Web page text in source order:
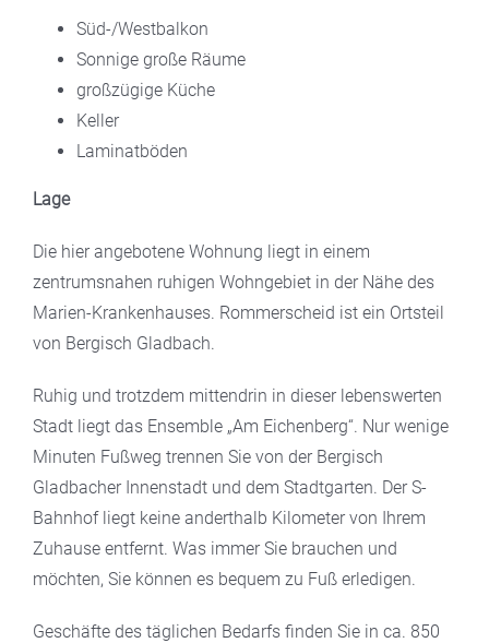
Süd-/Westbalkon
Sonnige große Räume
großzügige Küche
Keller
Laminatböden
Lage
Die hier angebotene Wohnung liegt in einem
zentrumsnahen ruhigen Wohngebiet in der Nähe des
Marien-Krankenhauses. Rommerscheid ist ein Ortsteil
von Bergisch Gladbach.
Ruhig und trotzdem mittendrin in dieser lebenswerten
Stadt liegt das Ensemble „Am Eichenberg“. Nur wenige
Minuten Fußweg trennen Sie von der Bergisch
Gladbacher Innenstadt und dem Stadtgarten. Der S-
Bahnhof liegt keine anderthalb Kilometer von Ihrem
Zuhause entfernt. Was immer Sie brauchen und
möchten, Sie können es bequem zu Fuß erledigen.
Geschäfte des täglichen Bedarfs finden Sie in ca. 850